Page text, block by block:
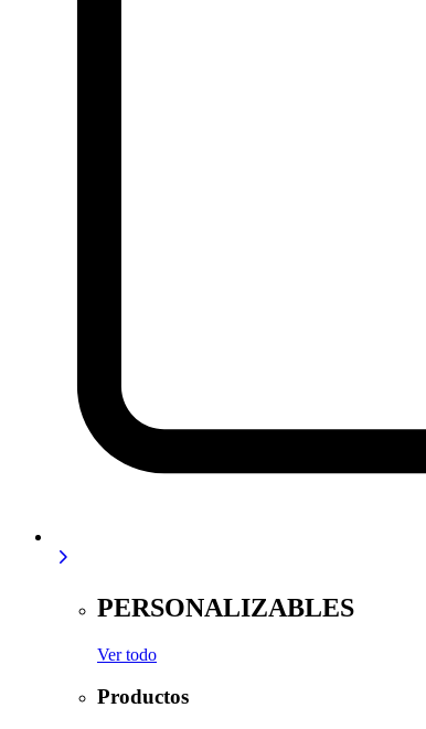
PERSONALIZABLES
Ver todo
Productos